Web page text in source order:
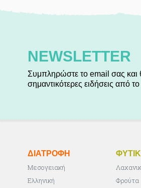
NEWSLETTER
Συμπληρώστε το email σας και
σημαντικότερες ειδήσεις από
ΔΙΑΤΡΟΦΗ
Μεσογειακή
Ελληνική
Φρούτα